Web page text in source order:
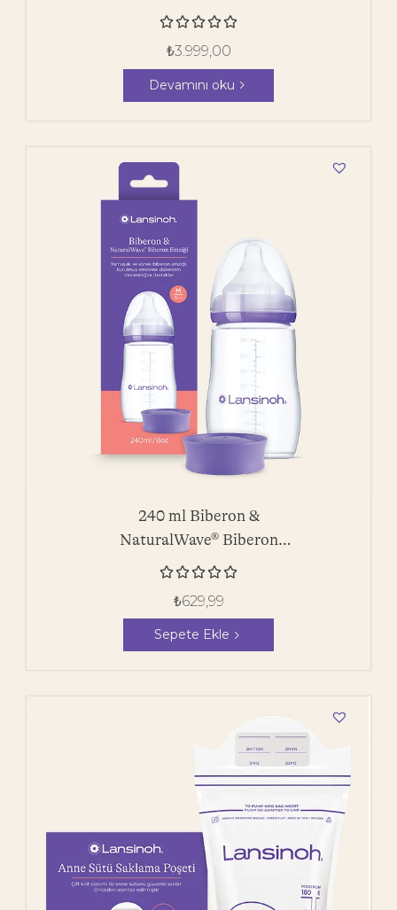

₺3.999,00
Devamını oku
240 ml Biberon &
NaturalWave® Biberon
Emziği

₺629,99
Sepete Ekle